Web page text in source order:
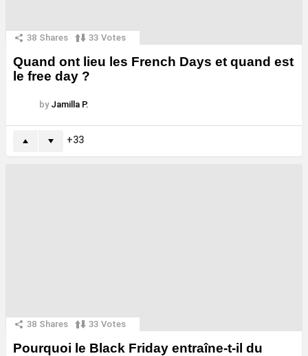
38 Shares 33 Votes
Quand ont lieu les French Days et quand est
le free day ?
by Jamilla P.
33
38 Shares 33 Votes
Pourquoi le Black Friday entraîne-t-il du